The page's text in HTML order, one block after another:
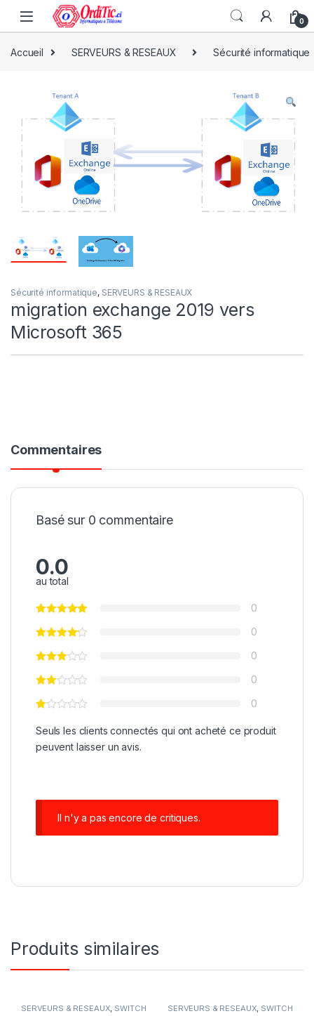
0
Accueil SERVEURS & RESEAUX Sécurité informatique
Sécurité informatique, SERVEURS & RESEAUX
migration exchange 2019 vers
Microsoft 365
Commentaires
Basé sur 0 commentaire
0.0
au total
0
0
0
0
0
Seuls les clients connectés qui ont acheté ce produit
peuvent laisser un avis.
Il n'y a pas encore de critiques.
Produits similaires
SERVEURS & RESEAUX SWITCH SERVEURS & RESEAUX SWITCH